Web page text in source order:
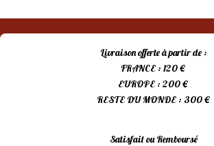
Livraison offerte à partir de :
FRANCE : 120 €
EUROPE : 200 €
RESTE DU MONDE : 300 €
Satisfait ou Remboursé